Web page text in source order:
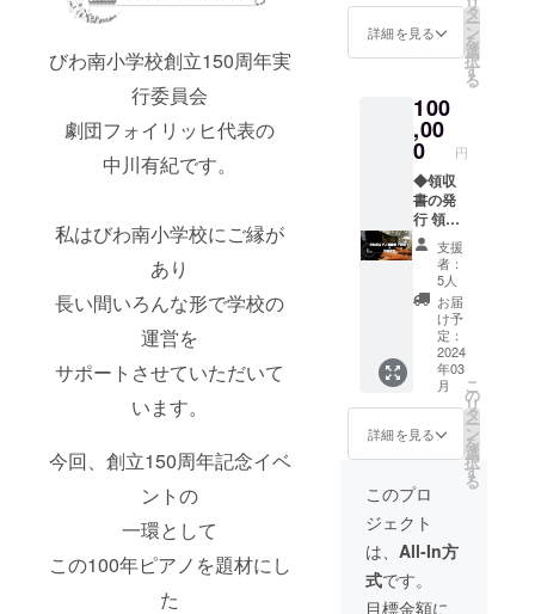
びわ南小学校創立150周年実
行委員会
劇団フォイリッヒ代表の
中川有紀です。
私はびわ南小学校にご縁が
あり
長い間いろんな形で学校の
運営を
サポートさせていただいて
います。
今回、創立150周年記念イベ
ントの
一環として
この100年ピアノを題材にし
た
DVD希
望とご
い。
での掲
載
掲載す
るお名
い。 ・
掲載期
間：掲
は2024
年2月か
ら1年以
上。HP
が存続
する限
り ・掲
載方
法：お
名前の
掲載、
企業名
での掲
載
リッヒ
い」コ
ンサー
配信 ・
内容：
100th-
piano.c
校HPに
リンク
されま
す。
http://bi
wamina
mi-
es.naga
hama.e
d.jp/）
名前掲
載をご
希望の
方は備
考欄に
掲載す
るお名
前をご
い。 ・
間：掲
載期間
は2024
年2月か
ら1年以
送付 お
礼状の
送付先
を備考
欄にご
記入く
ださ
い。
◆100年
ピアノ
のHPに
お名前
掲載(希
望制)
100年ピ
アノの
HP：
https://
100th-
piano.c
om/
（びわ
校HPに
リンク
されま
す。
http://bi
wamina
mi-
詳細を見る
タ
ー
ン
を
選
択
す
る
100
,00
0 円
◆領収
書の発
行 領収
書に記
載する
お名前
を備考
欄にご
記入く
ださ
い。 ◆
お礼状
送付 お
礼状の
送付先
お名前
を備考
欄にご
記入く
ださ
い。
◆100年
支援
者：
5人
お届
け予
定：
2024
年03
月
詳細を見る
こ
の
リ
タ
ー
ン
を
選
択
す
る
このプロ
ジェクト
は、 All-In方
式です。
目標金額に